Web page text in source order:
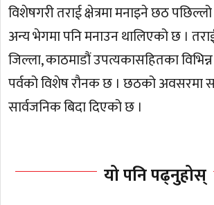
विशेषगरी तराई क्षेत्रमा मनाइने छठ
अन्य भेगमा पनि मनाउन थालिएको छ ।
जिल्ला, काठमाडौं उपत्यकासहितका
पर्वको विशेष रौनक छ । छठको
सार्वजनिक बिदा दिएको छ ।
यो पनि पढ्नुहोस्